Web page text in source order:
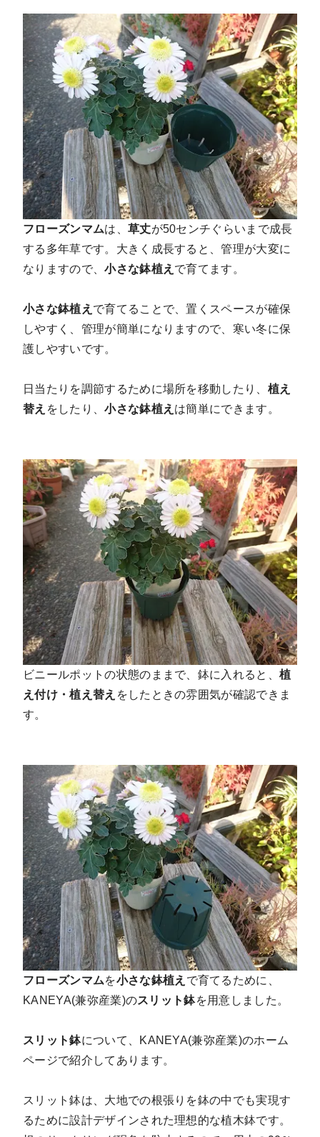
フローズンマムは、 草丈が50センチぐらいまで成長
する多年草です。大きく成長すると、管理が大変に
なりますので、小さな鉢植え で育てます 。
小さな鉢植え で育てることで、置くスペースが確保
しやすく、管理が簡単になりますので、寒い冬に保
護しやすいです。
日当たりを調節するために場所を移動したり、 植え
替え をしたり、小さな鉢植え は簡単にできます。
ビニールポットの状態のままで、鉢に入れると、植
え付け・植え替え をしたときの雰囲気が確認できま
す。
フローズンマムを小さな鉢植え で育てるために、
KANEYA(兼弥産業)のスリット鉢を用意しました。
スリット鉢について、KANEYA(兼弥産業)のホーム
ページで紹介してあります。
スリット鉢は、大地での根張りを鉢の中でも実現す
るために設計デザインされた理想的な植木鉢です。